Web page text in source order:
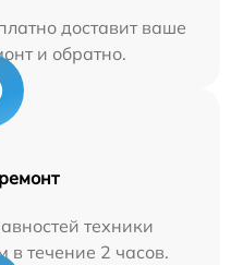
доставит ваше
и обратно.
техники
течение 2 часов.